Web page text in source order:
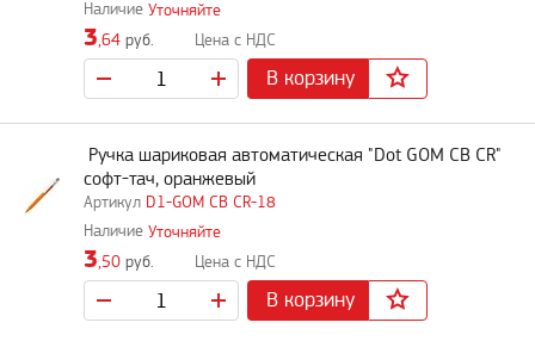
Уточняйте
3,64 руб.
В корзину
D1-GOM CB CR-18
Ручка шариковая автоматическая "Dot GOM CB CR"
софт-тач, оранжевый
Уточняйте
3,50 руб.
В корзину